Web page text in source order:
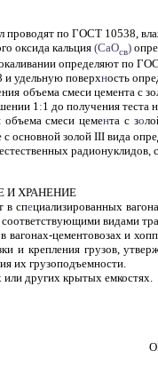
проводят по ГОСТ 10538,
оксида кальция (СаОсв)
определяют по
и удельную поверхность
ния объема смеси цемента с
1 :1 до получения теста
объема смеси цемента с зо
с основной золой III вида
радионуклидов,
И ХРАНЕНИЕ
в специализированных
видами
вагонах-цементовозах и
и крепления грузов,
их грузоподъемности.
других крытых емкостях.